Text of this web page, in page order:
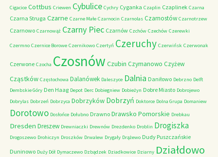
Cigacice Cottbus Criewen Cybulice Cychry Cyganka Czaplin Czaplinek Czarna
Czarna Struga Czarne Czarne Małe Czarnocin Czarnolas Czarnostów Czarnotrzew
Czarnowo Czarnowąż Czarny Piec Czarnów Czchów Czechów Czerewki
Czermno Czernice Borowe Czernikowo Czertyń Czeruchy Czerwińsk Czerwonak
Czerwone Czocha Czosnów Czubin Czymanowo Czyżew
Cząstków Częstochowa Dalanówek Daleszyce Dalnia Daniłowo Debrzno Delft
Dembskie Góry Den Haag Depot Derc Dobiegniew Dobieżyn Dobre Miasto Dobrojewo
Dobrylas Dobrzeń Dobrzyca Dobrzyków Dobrzyń Doktorce Dolna Grupa Domaniew
Dorotowo Dosłońce Dołubno Drawno Drawsko Pomorskie Drebkau
Dresden Dreszew Drewniaczki Drewnów Drezdenko Droblin Drogiszka
Drogoszewo Drohiczyn Droszków Drwalew Drygały Drążewo Dudy Puszczańskie
Duninowo Duży Dół Dymaczewo Dzbądzek Dziadkowice Dziarny Działdowo